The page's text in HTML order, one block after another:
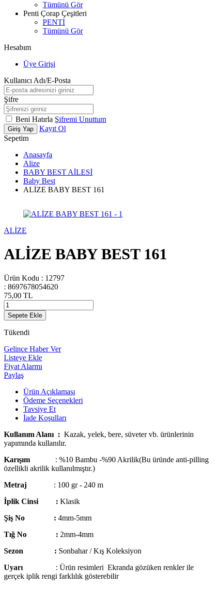
Tümünü Gör
Penti Çorap Çeşitleri
PENTİ
Tümünü Gör
Hesabım
Üye Girişi
Kullanıcı Adı/E-Posta
Şifre
Beni Hatırla Şifremi Unuttum
Giriş Yap
Kayıt Ol
Sepetim
Anasayfa
Alize
BABY BEST AİLESİ
Baby Best
ALİZE BABY BEST 161
ALİZE
ALİZE BABY BEST 161
Ürün Kodu : 12797
: 8697678054620
75,00 TL
Sepete Ekle
Tükendi
Gelince Haber Ver
Listeye Ekle
Fiyat Alarmı
Paylaş
Ürün Açıklaması
Ödeme Seçenekleri
Tavsiye Et
İade Koşulları
Kullanım Alanı : Kazak, yelek, bere, süveter vb. ürünlerinin
yapımında kullanılır.
Karışım
: %10 Bambu -%90 Akrilik(Bu üründe anti-pilling
özellikli akrilik kullanılmıştır.)
Metraj : 100 gr - 240 m
İplik Cinsi : Klasik
Şiş No : 4mm-5mm
Tığ No : 2mm-4mm
Sezon : Sonbahar / Kış Koleksiyon
Uyarı : Ürün resimleri Ekranda gözüken renkler ile
gerçek iplik rengi farklılık gösterebilir